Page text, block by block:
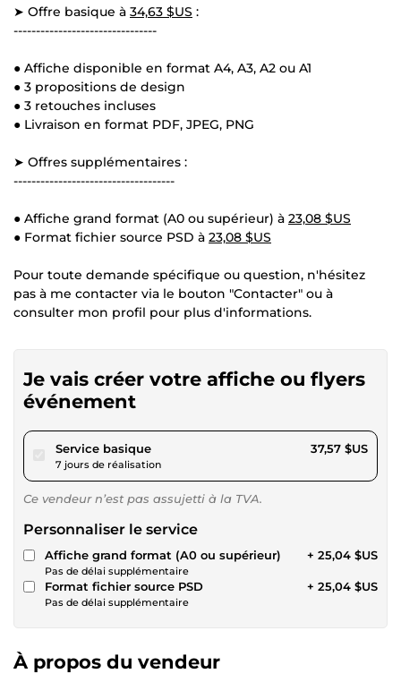
➤ Offre basique à 34,63 $US :
--------------------------------
● Affiche disponible en format A4, A3, A2 ou A1
● 3 propositions de design
● 3 retouches incluses
● Livraison en format PDF, JPEG, PNG
➤ Offres supplémentaires :
------------------------------------
● Affiche grand format (A0 ou supérieur) à 23,08 $US
● Format fichier source PSD à 23,08 $US
Pour toute demande spécifique ou question, n'hésitez
pas à me contacter via le bouton "Contacter" ou à
consulter mon profil pour plus d'informations.
Je vais créer votre affiche ou flyers
événement
Service basiquepour 34,63 $US
7 jours de réalisation
37,57 $US
Ce vendeur n’est pas assujetti à la TVA.
Personnaliser le service
Affiche grand format (A0 ou supérieur)
Pas de délai supplémentaire
+ 25,04 $US
Format fichier source PSD
Pas de délai supplémentaire
+ 25,04 $US
À propos du vendeur